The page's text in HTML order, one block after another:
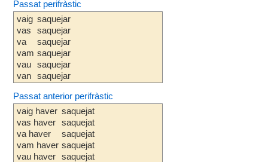
Passat perifràstic
vaig
vas
va
vam
vau
van
saquejar
saquejar
saquejar
saquejar
saquejar
saquejar
Passat anterior perifràstic
vaig haver
vas haver
va haver
vam haver
vau haver
saquejat
saquejat
saquejat
saquejat
saquejat